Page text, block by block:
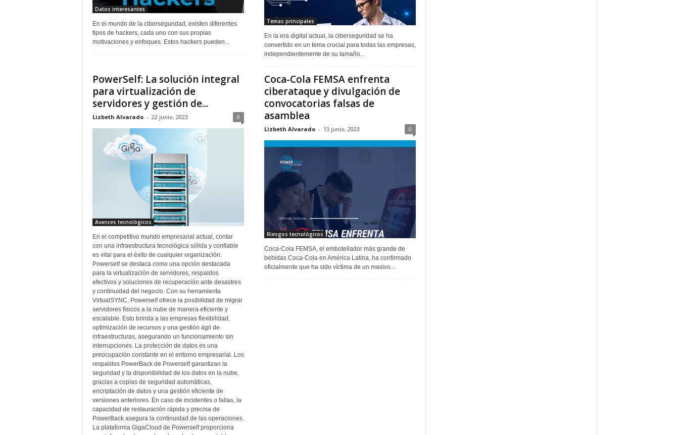
Datos interesantes
En el mundo de la ciberseguridad, existen diferentes
tipos de hackers, cada uno con sus propias
motivaciones y enfoques. Estos hackers pueden...
Temas principales
En la era digital actual, la ciberseguridad se ha
convertido en un tema crucial para todas las empresas,
independientemente de su tamaño...
PowerSelf: La solución integral
para virtualización de
servidores y gestión de...
Lizbeth Alvarado - 22 junio, 2023 0
Avances tecnológicos
En el competitivo mundo empresarial actual, contar
con una infraestructura tecnológica sólida y confiable
es vital para el éxito de cualquier organización.
Powerself se destaca como una opción destacada
para la virtualización de servidores, respaldos
efectivos y soluciones de recuperación ante desastres
y continuidad del negocio. Con su herramienta
VirtualSYNC, Powerself ofrece la posibilidad de migrar
servidores físicos a la nube de manera eficiente y
escalable. Esto brinda a las empresas flexibilidad,
optimización de recursos y una gestión ágil de
infraestructuras, asegurando un funcionamiento sin
interrupciones. La protección de datos es una
preocupación constante en el entorno empresarial. Los
respaldos PowerBack de Powerself garantizan la
seguridad y la disponibilidad de los datos en la nube,
gracias a copias de seguridad automáticas,
encriptación de datos y una gestión eficiente de
versiones anteriores. En caso de incidentes o fallas, la
capacidad de restauración rápida y precisa de
PowerBack asegura la continuidad de las operaciones.
La plataforma GigaCloud de Powerself proporciona
Coca-Cola FEMSA enfrenta
ciberataque y divulgación de
convocatorias falsas de
asamblea
Lizbeth Alvarado - 13 junio, 2023 0
Riesgos tecnológicos
Coca-Cola FEMSA, el embotellador más grande de
bebidas Coca-Cola en América Latina, ha confirmado
oficialmente que ha sido víctima de un masivo...